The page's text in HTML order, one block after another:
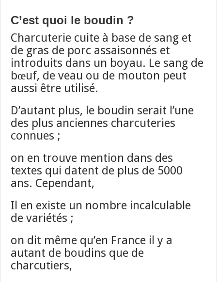
C’est quoi le boudin ?
Charcuterie cuite à base de sang et
de gras de porc assaisonnés et
introduits dans un boyau. Le sang de
bœuf, de veau ou de mouton peut
aussi être utilisé.
D’autant plus, le boudin serait l’une
des plus anciennes charcuteries
connues ;
on en trouve mention dans des
textes qui datent de plus de 5000
ans. Cependant,
Il en existe un nombre incalculable
de variétés ;
on dit même qu’en France il y a
autant de boudins que de
charcutiers,